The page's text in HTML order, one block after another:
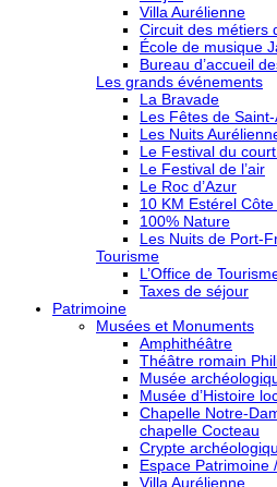
Villa Aurélienne
Circuit des métiers
École de musique
Bureau d’accueil
Les grands événements
La Bravade
Les Fêtes de
Les Nuits
Le Festival du
Le Festival de l’air
Le Roc d’Azur
10 KM Estérel Côte
100% Nature
Les Nuits de Port-
Tourisme
L’Office de
Taxes de séjour
Patrimoine
Musées et Monuments
Amphithéâtre
Théâtre romain
Musée
Musée d’Histoire
Chapelle Notre-
chapelle Cocteau
Crypte
Espace Patrimoine
Villa Aurélienne